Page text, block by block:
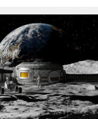
во текот на зимата?